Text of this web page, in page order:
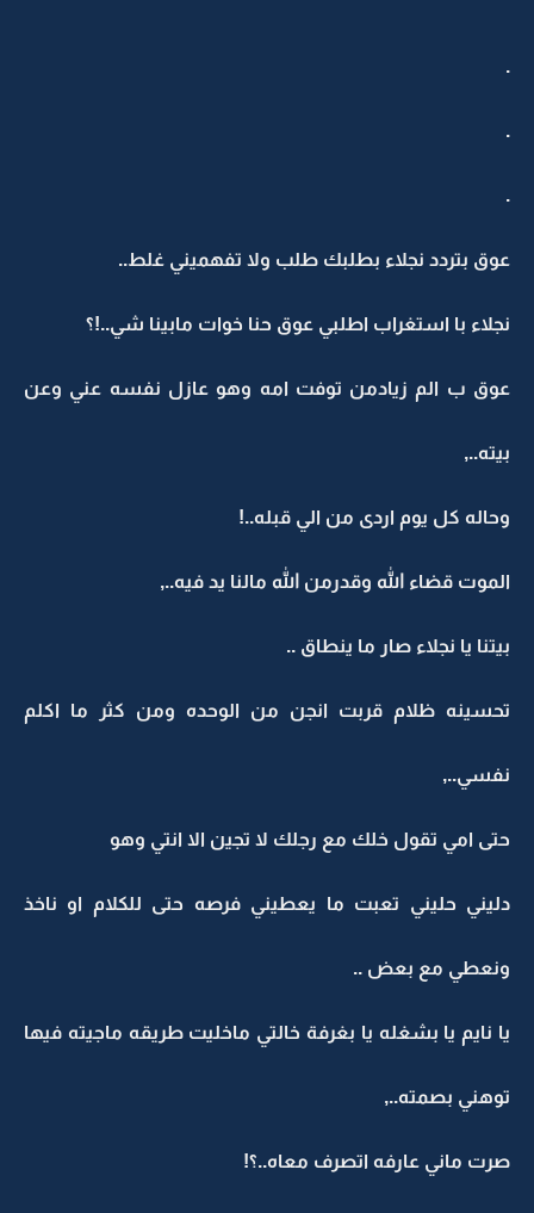
.
.
.
عوق بتردد نجلاء بطلبك طلب ولا تفهميني غلط..
نجلاء با استغراب اطلبي عوق حنا خوات مابينا شي..!؟
عوق ب الم زيادمن توفت امه وهو عازل نفسه عني وعن
بيته..,
وحاله كل يوم اردى من الي قبله..!
الموت قضاء الله وقدرمن الله مالنا يد فيه..,
بيتنا يا نجلاء صار ما ينطاق ..
تحسينه ظلام قربت انجن من الوحده ومن كثر ما اكلم
نفسي..,
حتى امي تقول خلك مع رجلك لا تجين الا انتي وهو
دليني حليني تعبت ما يعطيني فرصه حتى للكلام او ناخذ
ونعطي مع بعض ..
يا نايم يا بشغله يا بغرفة خالتي ماخليت طريقه ماجيته فيها
توهني بصمته..,
صرت ماني عارفه اتصرف معاه..؟!